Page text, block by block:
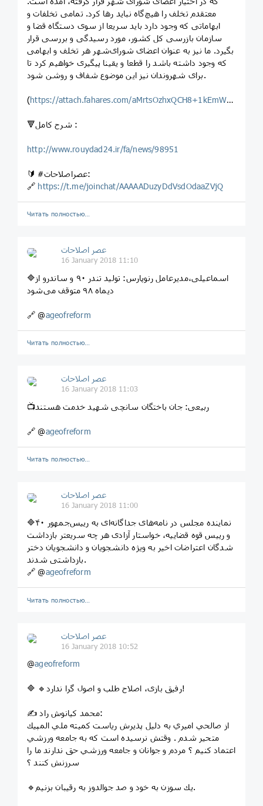
معتقدم تخلف را هیچ‌گاه نباید رها کرد. تمامی تخلفات و
ابهاماتی که وجود دارد باید سریعا از سوی دستگاه قضا و
سازمان بازرسی کل کشور، مورد رسیدگی و بررسی قرار
بگیرد. ما نیز به عنوان اعضای شورای‌شهر هر تخلف و ابهامی
که وجود داشته باشد را قطعا و یقینا پیگیری خواهیم کرد تا
برای شهروندان نیز این موضوع شفاف و روشن شود.
(https://attach.fahares.com/aMrtsOzhxQCH8+1kEmW+Ug==
🔻شرح کامل :
http://www.rouydad24.ir/fa/news/98951
🔰 #عصراصلاحات:
🔗 https://t.me/joinchat/AAAAADuzyDdVsdOdaaZVjQ
Читать полностью…
عصر اصلاحات
16 January 2018 11:10
🔷اسماعیلی،مدیرعامل رنوپارس: تولید تندر ۹۰ و ساندرو از
دیماه ۹۸ متوقف می‌شود
🔗 @ageofreform
Читать полностью…
عصر اصلاحات
16 January 2018 11:03
📺ربیعی: جان باختگان سانچی شهید خدمت هستند
🔗 @ageofreform
Читать полностью…
عصر اصلاحات
16 January 2018 11:00
🔷۴۰ نماینده مجلس در نامه‌های جداگانه‌ای به رییس‌جمهور
و رییس قوه قضاییه، خواستار آزادی هر چه سریعتر بازداشت
شدگان اعتراضات اخیر به ویژه دانشجویان و دانشجویان دختر
بازداشتی شدند.
🔗 @ageofreform
Читать полностью…
عصر اصلاحات
16 January 2018 10:52
@ageofreform
🔷 🔹رفيق بازی، اصلاح طلب و اصول گرا ندارد!
✍️ محمد کیانوش راد:
از صالحي اميري به دليل پذيرش رياست كميته ملي المپيك
متحير شدم . وقتش نرسيده است كه به جامعه ورزشي
اعتماد كنيم ؟ مردم و جوانان و جامعه ورزشي حق ندارند ما را
سرزنش كنند ؟
🔹يك سوزن به خود و صد جوالدوز به رقيبان بزنيم.